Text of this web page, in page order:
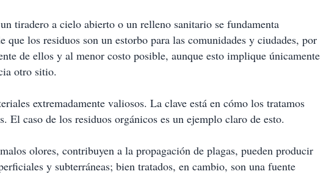
tiradero a cielo abierto o un relleno sanitario se fundamenta
que los residuos son un estorbo para las comunidades y ciudades, por
de ellos y al menor costo posible, aunque esto implique únicamente
otro sitio.
extremadamente valiosos. La clave está en cómo los tratamos
El caso de los residuos orgánicos es un ejemplo claro de esto.
olores, contribuyen a la propagación de plagas, pueden producir
y subterráneas; bien tratados, en cambio, son una fuente